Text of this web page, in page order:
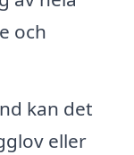
och
kan det
eller